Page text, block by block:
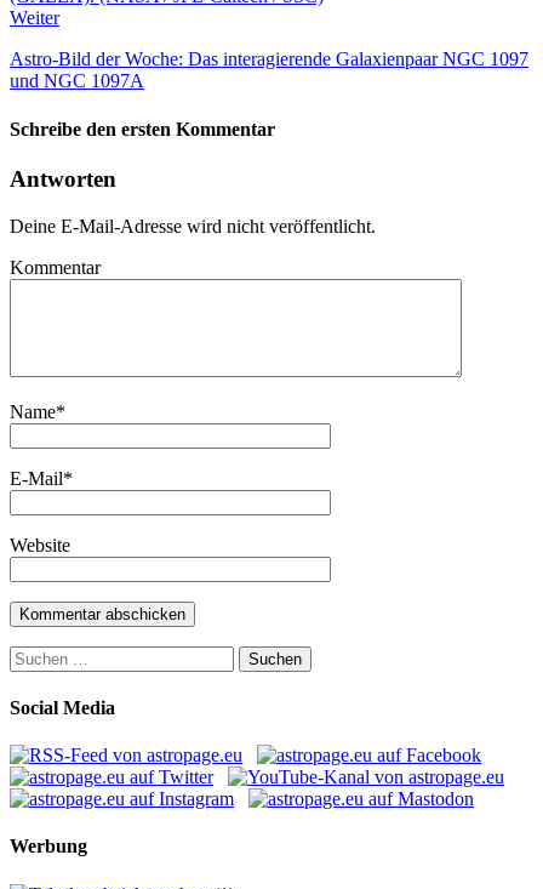
Weiter
Astro-Bild der Woche: Das interagierende Galaxienpaar NGC 1097
und NGC 1097A
Schreibe den ersten Kommentar
Antworten
Deine E-Mail-Adresse wird nicht veröffentlicht.
Kommentar
Name*
E-Mail*
Website
Suchen
nach:
Social Media
Werbung